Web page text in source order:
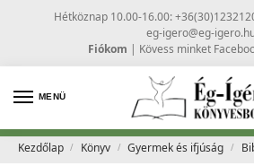
Hétköznap 10.00-16.00:
eg-igero@eg-
Fiókom | Kövess minket
MENÜ
Kezdőlap / Könyv / Gyermek és ifjúság /